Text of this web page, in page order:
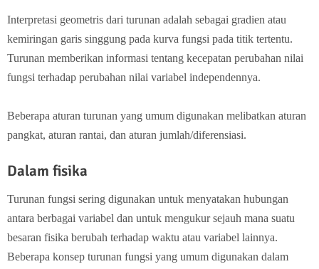
Interpretasi geometris dari turunan adalah sebagai gradien atau
kemiringan garis singgung pada kurva fungsi pada titik tertentu.
Turunan memberikan informasi tentang kecepatan perubahan nilai
fungsi terhadap perubahan nilai variabel independennya.
Beberapa aturan turunan yang umum digunakan melibatkan aturan
pangkat, aturan rantai, dan aturan jumlah/diferensiasi.
Dalam fisika
Turunan fungsi sering digunakan untuk menyatakan hubungan
antara berbagai variabel dan untuk mengukur sejauh mana suatu
besaran fisika berubah terhadap waktu atau variabel lainnya.
Beberapa konsep turunan fungsi yang umum digunakan dalam